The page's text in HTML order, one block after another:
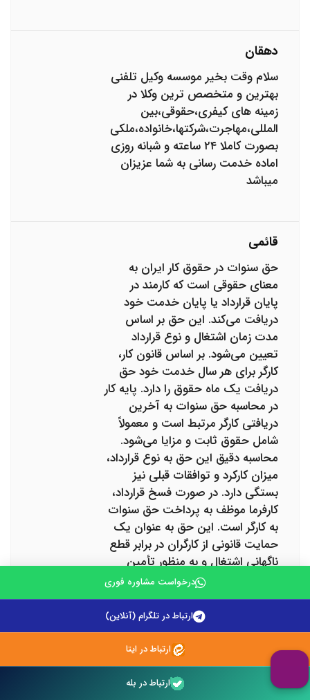
دهقان
سلام وقت بخیر موسسه وکیل تلفنی
بهترین و متخصص ترین وکلا در
زمینه های کیفری،حقوقی،بین
المللی،مهاجرت،شرکتها،خانواده،ملکی
بصورت کاملا ۲۴ ساعته و شبانه روزی
اماده خدمت رسانی به شما عزیزان
میباشد
قائمی
حق سنوات در حقوق کار ایران به
معنای حقوقی است که کارمند در
پایان قرارداد یا پایان خدمت خود
دریافت می‌کند. این حق بر اساس
مدت زمان اشتغال و نوع قرارداد
تعیین می‌شود. بر اساس قانون کار،
کارگر برای هر سال خدمت خود حق
دریافت یک ماه حقوق را دارد. پایه کار
در محاسبه حق سنوات به آخرین
دریافتی کارگر مرتبط است و معمولاً
شامل حقوق ثابت و مزایا می‌شود.
محاسبه دقیق این حق به نوع قرارداد،
میزان کارکرد و توافقات قبلی نیز
بستگی دارد. در صورت فسخ قرارداد،
کارفرما موظف به پرداخت حق سنوات
به کارگر است. این حق به عنوان یک
حمایت قانونی از کارگران در برابر قطع
ناگهانی اشتغال و به منظور تأمین
معیشت آنان پس از پایان خدمت،
شناخته می‌شود. عدم پرداخت حق
سنوات می‌تواند موجب شکایت
کارگران و پیگیری حقوقی از سوی
مراجع قانونی باشد.
درخواست مشاوره فوری
ارتباط در تلگرام (آنلاین)
ارتباط در ایتا
ارتباط در بله